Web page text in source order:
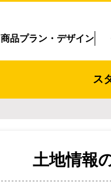
商品プラン・デザイン
ス
土地情報